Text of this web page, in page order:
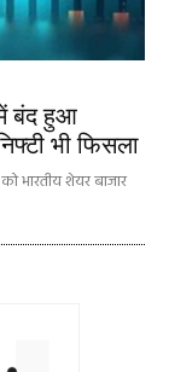
बंद हुआ
भी फिसला
भारतीय शेयर बाजार